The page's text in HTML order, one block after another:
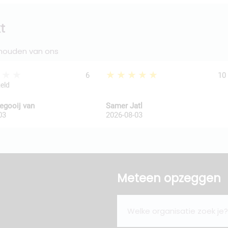
van ons
6
van
★★★★★ 10
Samer Jatl
2026-08-03
Meteen opzeggen